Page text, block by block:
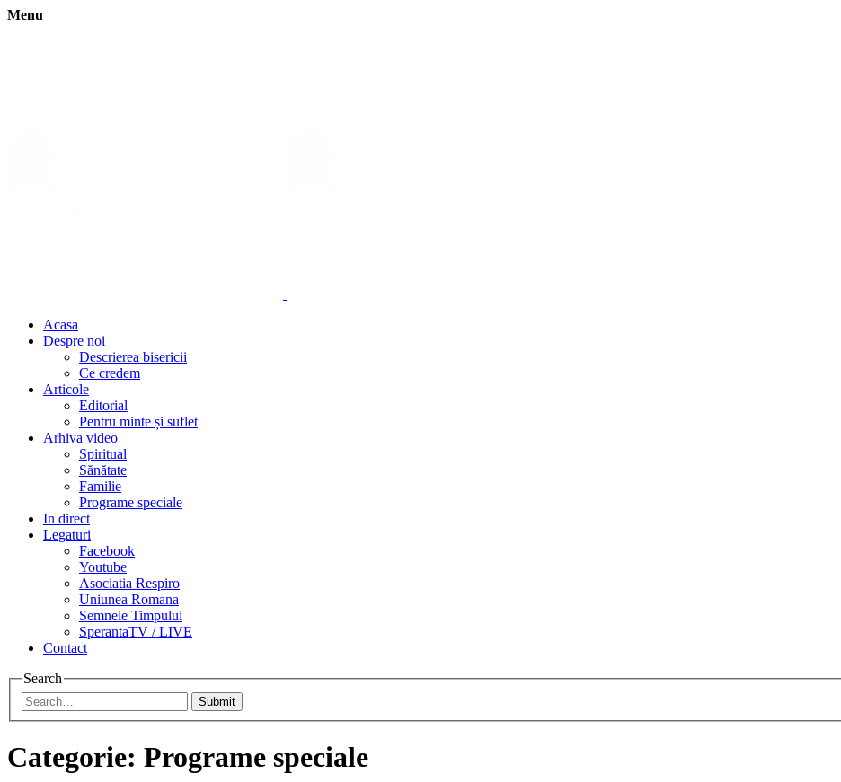
Menu
Acasa
Despre noi
Descrierea bisericii
Ce credem
Articole
Editorial
Pentru minte și suflet
Arhiva video
Spiritual
Sănătate
Familie
Programe speciale
In direct
Legaturi
Facebook
Youtube
Asociatia Respiro
Uniunea Romana
Semnele Timpului
SperantaTV / LIVE
Contact
Search
Submit
Categorie: Programe speciale